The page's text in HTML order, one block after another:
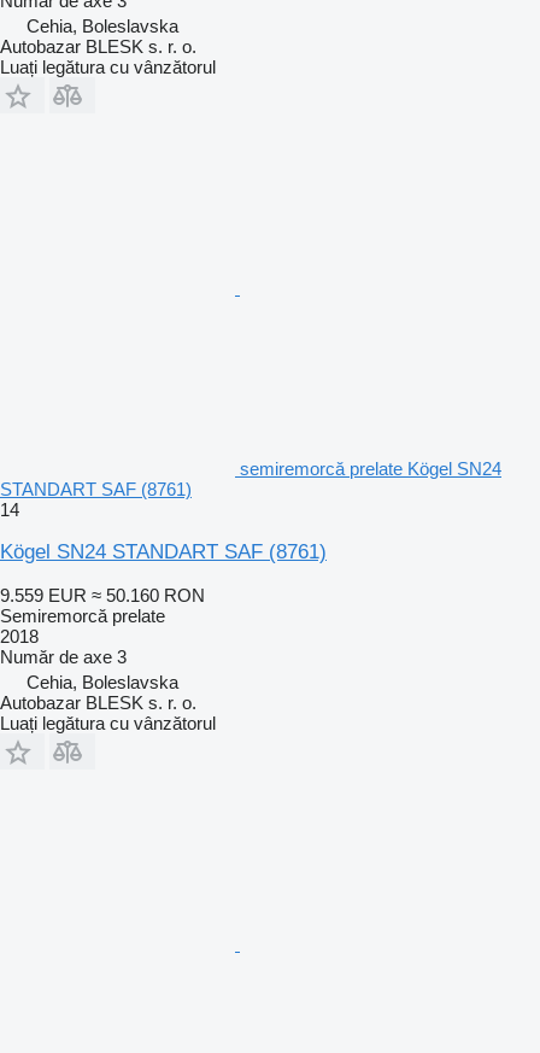
Cehia, Boleslavska
Autobazar BLESK s. r. o.
Luați legătura cu vânzătorul
semiremorcă prelate Kögel SN24
STANDART SAF (8761)
14
Kögel SN24 STANDART SAF (8761)
9.559 EUR ≈ 50.160 RON
Semiremorcă prelate
2018
Număr de axe 3
Cehia, Boleslavska
Autobazar BLESK s. r. o.
Luați legătura cu vânzătorul